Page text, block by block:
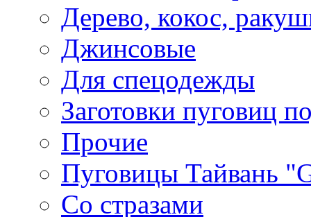
Дерево, кокос,
Джинсовые
Для спецодежды
Заготовки пуговиц
Прочие
Пуговицы Тайвань
Со стразами